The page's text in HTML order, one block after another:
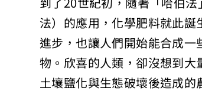
法）的應用，化學肥料就此
進步，也讓人們開始能合成
物。欣喜的人類，卻沒想到
土壤鹽化與生態破壞後造成